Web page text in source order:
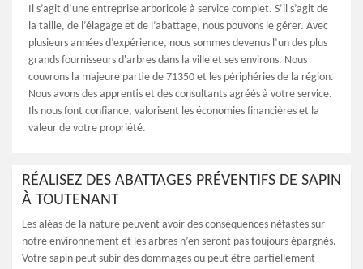
Il s’agit d’une entreprise arboricole à service complet. S’il s’agit de
la taille, de l’élagage et de l’abattage, nous pouvons le gérer. Avec
plusieurs années d’expérience, nous sommes devenus l’un des plus
grands fournisseurs d'arbres dans la ville et ses environs. Nous
couvrons la majeure partie de 71350 et les périphéries de la région.
Nous avons des apprentis et des consultants agréés à votre service.
Ils nous font confiance, valorisent les économies financières et la
valeur de votre propriété.
RÉALISEZ DES ABATTAGES PRÉVENTIFS DE SAPIN
À TOUTENANT
Les aléas de la nature peuvent avoir des conséquences néfastes sur
notre environnement et les arbres n’en seront pas toujours épargnés.
Votre sapin peut subir des dommages ou peut être partiellement